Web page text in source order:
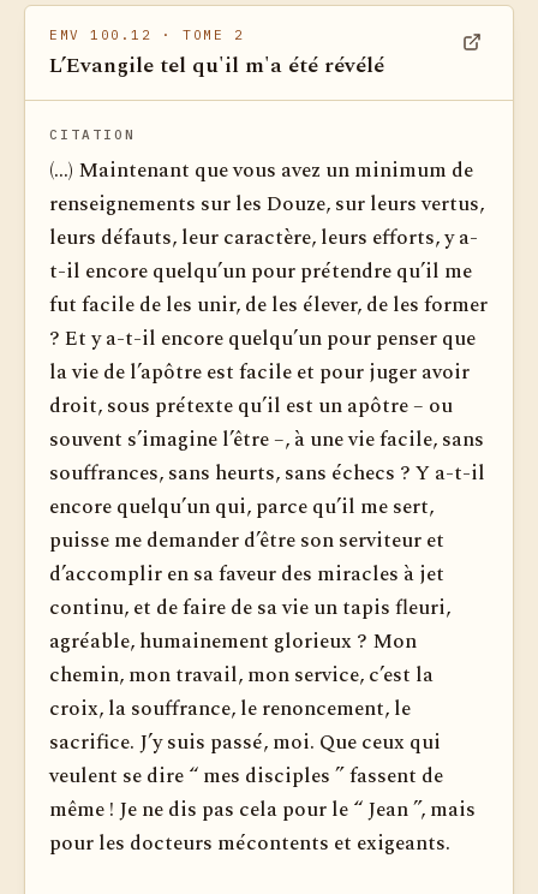
EMV 100.12 · TOME 2
L’Evangile tel qu'il m'a été révélé
CITATION
(...) Maintenant que vous avez un minimum de
renseignements sur les Douze, sur leurs vertus,
leurs défauts, leur caractère, leurs efforts, y a-
t-il encore quelqu’un pour prétendre qu’il me
fut facile de les unir, de les élever, de les former
? Et y a-t-il encore quelqu’un pour penser que
la vie de l’apôtre est facile et pour juger avoir
droit, sous prétexte qu’il est un apôtre – ou
souvent s’imagine l’être –, à une vie facile, sans
souffrances, sans heurts, sans échecs ? Y a-t-il
encore quelqu’un qui, parce qu’il me sert,
puisse me demander d’être son serviteur et
d’accomplir en sa faveur des miracles à jet
continu, et de faire de sa vie un tapis fleuri,
agréable, humainement glorieux ? Mon
chemin, mon travail, mon service, c’est la
croix, la souffrance, le renoncement, le
sacrifice. J’y suis passé, moi. Que ceux qui
veulent se dire “ mes disciples ” fassent de
même ! Je ne dis pas cela pour le “ Jean ”, mais
pour les docteurs mécontents et exigeants.